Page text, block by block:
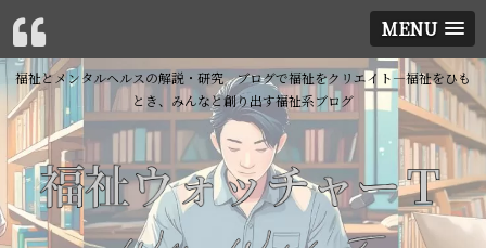
MENU
福祉とメンタルヘルスの解説・研究 ブログで福祉をクリエイト―福祉をひも
とき、みんなと創り出す福祉系ブログ